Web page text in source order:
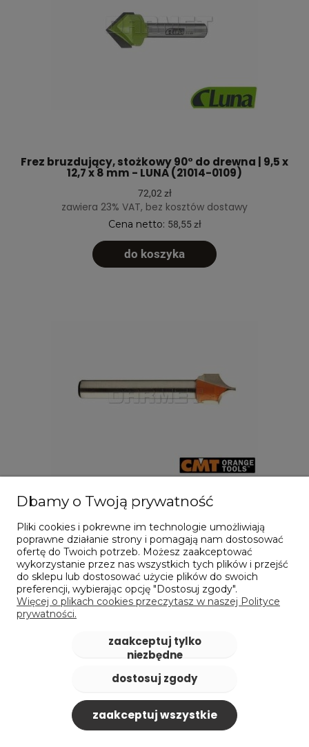
Frez bruzdujący, stożkowy 90° do drewna | 9,5 x
12,7 x 8 mm - LUNA (21014-0109)
72,02 zł
zawiera 23% VAT, bez kosztów dostawy
Cena netto: 58,55 zł
do koszyka
Frez dekoracyjny R5 do drewna | 10 x 10 x 6,35
mm - CMT (865.402.11)
217,67 zł
zawiera 23% VAT, bez kosztów dostawy
Cena netto:176,97 zł
Dbamy o Twoją prywatność
Pliki cookies i pokrewne im technologie umożliwiają
poprawne działanie strony i pomagają nam dostosować
ofertę do Twoich potrzeb. Możesz zaakceptować
wykorzystanie przez nas wszystkich tych plików i przejść
do sklepu lub dostosować użycie plików do swoich
preferencji, wybierając opcję "Dostosuj zgody".
Więcej o plikach cookies przeczytasz w naszej Polityce
prywatności.
zaakceptuj tylko
niezbędne
dostosuj zgody
zaakceptuj wszystkie